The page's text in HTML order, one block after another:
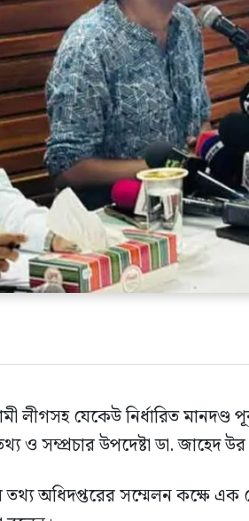
লীগসহ যেকেউ নির্ধারিত
ও সম্প্রচার উপদেষ্টা ডা. জাহেদ
অধিদপ্তরের সম্মেলন কক্ষে এক